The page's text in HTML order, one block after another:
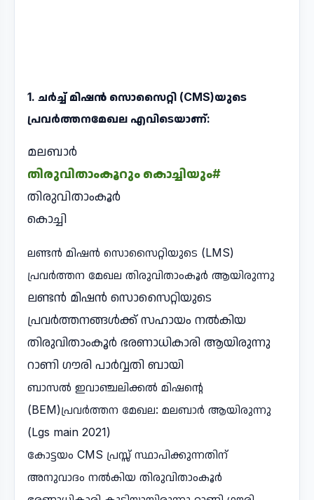
1. ചർച്ച് മിഷൻ സൊസൈറ്റി (CMS)യുടെ
പ്രവർത്തനമേഖല എവിടെയാണ്:
മലബാർ
തിരുവിതാംകൂറും കൊച്ചിയും#
തിരുവിതാംകൂർ
കൊച്ചി
ലണ്ടൻ മിഷൻ സൊസൈറ്റിയുടെ (LMS)
പ്രവർത്തന മേഖല തിരുവിതാംകൂർ ആയിരുന്നു
ലണ്ടൻ മിഷൻ സൊസൈറ്റിയുടെ
പ്രവർത്തനങ്ങൾക്ക് സഹായം നൽകിയ
തിരുവിതാംകൂർ ഭരണാധികാരി ആയിരുന്നു
റാണി ഗൗരി പാർവ്വതി ബായി
ബാസൽ ഇവാഞ്ചലിക്കൽ മിഷന്റെ
(BEM)പ്രവർത്തന മേഖല: മലബാർ ആയിരുന്നു
(Lgs main 2021)
കോട്ടയം CMS പ്രസ്സ് സ്ഥാപിക്കുന്നതിന്
അനുവാദം നൽകിയ തിരുവിതാംകൂർ